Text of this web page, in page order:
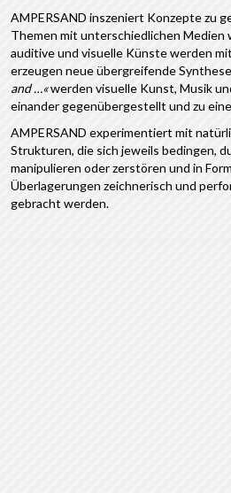
AMPERSAND inszeniert Konzepte zu
Themen mit unterschiedlichen Medien
auditive und visuelle Künste werden
erzeugen neue übergreifende
and …«werden visuelle Kunst, Musik
einander gegenübergestellt und zu
AMPERSAND experimentiert mit
Strukturen, die sich jeweils bedingen,
manipulieren oder zerstören und in
Überlagerungen zeichnerisch und
gebracht werden.